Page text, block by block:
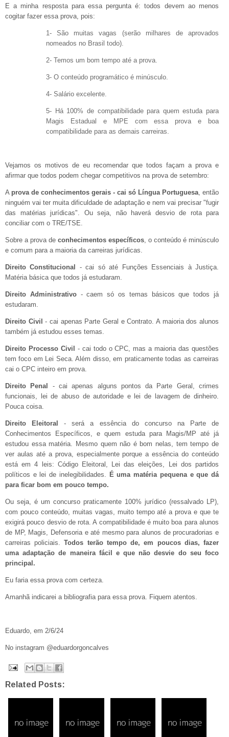
E a minha resposta para essa pergunta é: todos devem ao menos
cogitar fazer essa prova, pois:
1- São muitas vagas (serão milhares de aprovados
nomeados no Brasil todo).
2- Temos um bom tempo até a prova.
3- O conteúdo programático é minúsculo.
4- Salário excelente.
5- Há 100% de compatibilidade para quem estuda para
Magis Estadual e MPE com essa prova e boa
compatibilidade para as demais carreiras.
Vejamos os motivos de eu recomendar que todos façam a prova e
afirmar que todos podem chegar competitivos na prova de setembro:
A prova de conhecimentos gerais - cai só Língua Portuguesa , então
ninguém vai ter muita dificuldade de adaptação e nem vai precisar "fugir
das matérias jurídicas". Ou seja, não haverá desvio de rota para
conciliar com o TRE/TSE.
Sobre a prova de conhecimentos específicos , o conteúdo é minúsculo
e comum para a maioria da carreiras jurídicas.
Direito Constitucional
- cai só até Funções Essenciais à Justiça.
Matéria básica que todos já estudaram.
Direito Administrativo - caem só os temas básicos que todos já
estudaram.
Direito Civil- cai apenas Parte Geral e Contrato. A maioria dos alunos
também já estudou esses temas.
Direito Processo Civil - cai todo o CPC, mas a maioria das questões
tem foco em Lei Seca. Além disso, em praticamente todas as carreiras
cai o CPC inteiro em prova.
Direito Penal
- cai apenas alguns pontos da Parte Geral, crimes
funcionais, lei de abuso de autoridade e lei de lavagem de dinheiro.
Pouca coisa.
Direito Eleitoral- será a essência do concurso na Parte de
Conhecimentos Específicos, e quem estuda para Magis/MP até já
estudou essa matéria. Mesmo quem não é bom nelas, tem tempo de
ver aulas até a prova, especialmente porque a essência do conteúdo
está em 4 leis: Código Eleitoral, Lei das eleições, Lei dos partidos
políticos e lei de inelegibilidades.
É uma matéria pequena e que dá
para ficar bom em pouco tempo.
Ou seja, é um concurso praticamente 100% jurídico (ressalvado LP),
com pouco conteúdo, muitas vagas, muito tempo até a prova e que te
exigirá pouco desvio de rota. A compatibilidade é muito boa para alunos
de MP, Magis, Defensoria e até mesmo para alunos de procuradorias e
carreiras policiais.Todos terão tempo de, em poucos dias, fazer
uma adaptação de maneira fácil e que não desvie do seu foco
principal.
Eu faria essa prova com certeza.
Amanhã indicarei a bibliografia para essa prova. Fiquem atentos.
Eduardo, em 2/6/24
No instagram @eduardorgoncalves
Related Posts: